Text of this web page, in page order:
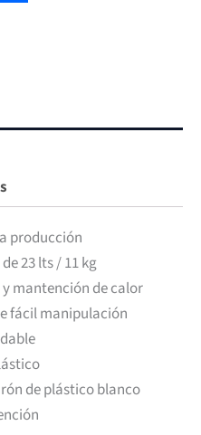
producción
23 lts / 11 kg
mantención de calor
fácil manipulación
de plástico blanco